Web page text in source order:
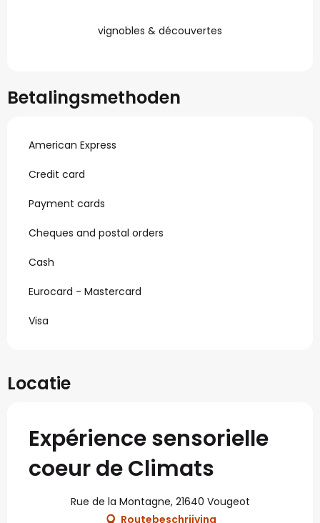
vignobles & découvertes
Betalingsmethoden
American Express
Credit card
Payment cards
Cheques and postal orders
Cash
Eurocard - Mastercard
Visa
Locatie
Expérience sensorielle
coeur de Climats
Rue de la Montagne, 21640 Vougeot
Routebeschrijving